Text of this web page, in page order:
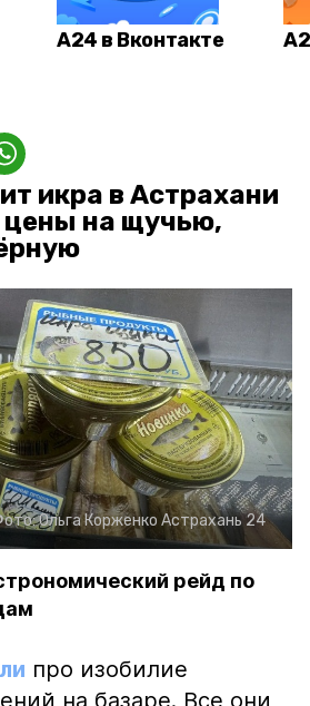
А24 в Вконтакте
икра в Астрахани
цены на щучью,
Ольга Корженко Астрахань 24
рейд по
про изобилие
на базаре. Все они